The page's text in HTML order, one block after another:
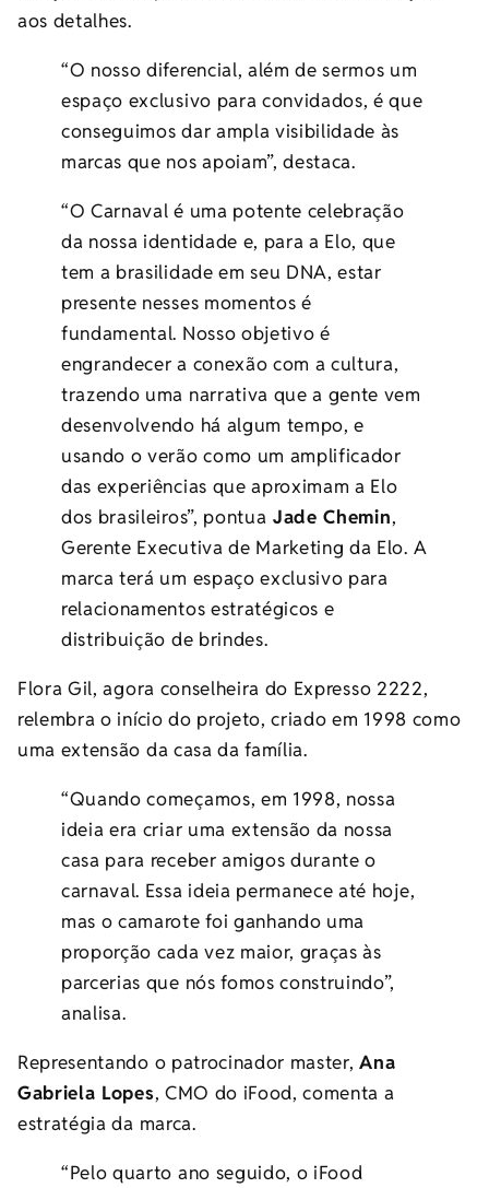
aos detalhes.
“O nosso diferencial, além de sermos um
espaço exclusivo para convidados, é que
conseguimos dar ampla visibilidade às
marcas que nos apoiam”, destaca.
“O Carnaval é uma potente celebração
da nossa identidade e, para a Elo, que
tem a brasilidade em seu DNA, estar
presente nesses momentos é
fundamental. Nosso objetivo é
engrandecer a conexão com a cultura,
trazendo uma narrativa que a gente vem
desenvolvendo há algum tempo, e
usando o verão como um amplificador
das experiências que aproximam a Elo
dos brasileiros”, pontua Jade Chemin,
Gerente Executiva de Marketing da Elo. A
marca terá um espaço exclusivo para
relacionamentos estratégicos e
distribuição de brindes.
Flora Gil, agora conselheira do Expresso 2222,
relembra o início do projeto, criado em 1998 como
uma extensão da casa da família.
“Quando começamos, em 1998, nossa
ideia era criar uma extensão da nossa
casa para receber amigos durante o
carnaval. Essa ideia permanece até hoje,
mas o camarote foi ganhando uma
proporção cada vez maior, graças às
parcerias que nós fomos construindo”,
analisa.
Representando o patrocinador master,Ana
Gabriela Lopes, CMO do iFood, comenta a
estratégia da marca.
“Pelo quarto ano seguido, o iFood